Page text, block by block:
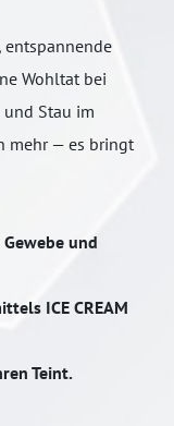
entspannende
Wohltat bei
Stau im
mehr — es bringt
und
ICE CREAM
Teint.